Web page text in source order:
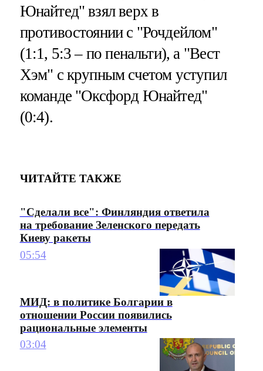
Юнайтед" взял верх в
противостоянии с "Рочдейлом"
(1:1, 5:3 – по пенальти), а "Вест
Хэм" с крупным счетом уступил
команде "Оксфорд Юнайтед"
(0:4).
ЧИТАЙТЕ ТАКЖЕ
"Сделали все": Финляндия ответила
на требование Зеленского передать
Киеву ракеты
05:54
МИД: в политике Болгарии в
отношении России появились
рациональные элементы
03:04